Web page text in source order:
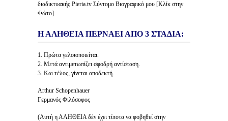
διαδικτυακής Pieria.tv Σύντομο Βιογραφικό μου [Κλίκ στην
Φώτο].
Η ΑΛΗΘΕΙΑ ΠΕΡΝΑΕΙ ΑΠΟ 3 ΣΤΑΔΙΑ:
1. Πρώτα γελοιοποιείται.
2. Μετά αντιμετωπίζει σφοδρή αντίσταση.
3. Και τέλος, γίνεται αποδεκτή.
Arthur Schopenhauer
Γερμανός Φιλόσοφος
(Αυτή η ΑΛΗΘΕΙΑ δέν έχει τίποτα να φοβηθεί στην